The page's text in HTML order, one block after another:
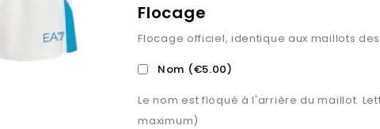
Flocage
Flocage officiel, identique aux maillots
Nom (€5.00)
Le nom est floqué à l'arrière du maillot.
maximum)